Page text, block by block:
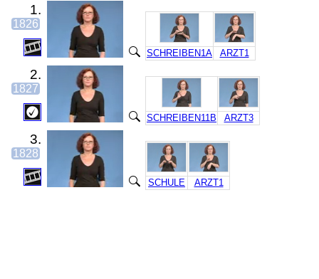
1.
1826
SCHREIBEN1A ARZT1
2.
1827
SCHREIBEN11B ARZT3
3.
1828
SCHULE ARZT1